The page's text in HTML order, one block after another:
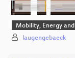
Mobility, Energy
laugengebaeck